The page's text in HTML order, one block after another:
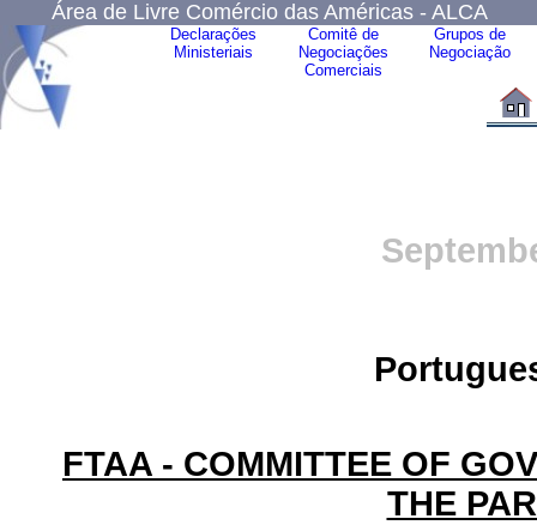
Área de Livre Comércio das Américas - ALCA
Declarações
Ministeriais
Comitê de
Negociações
Comerciais
Grupos de
Negociação
FTAA - COMMITTEE OF
THE